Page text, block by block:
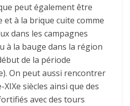
peut également être
et à la brique cuite comme
dans les campagnes
à la bauge dans la région
de la période
On peut aussi rencontrer
XIXe siècles ainsi que des
avec des tours